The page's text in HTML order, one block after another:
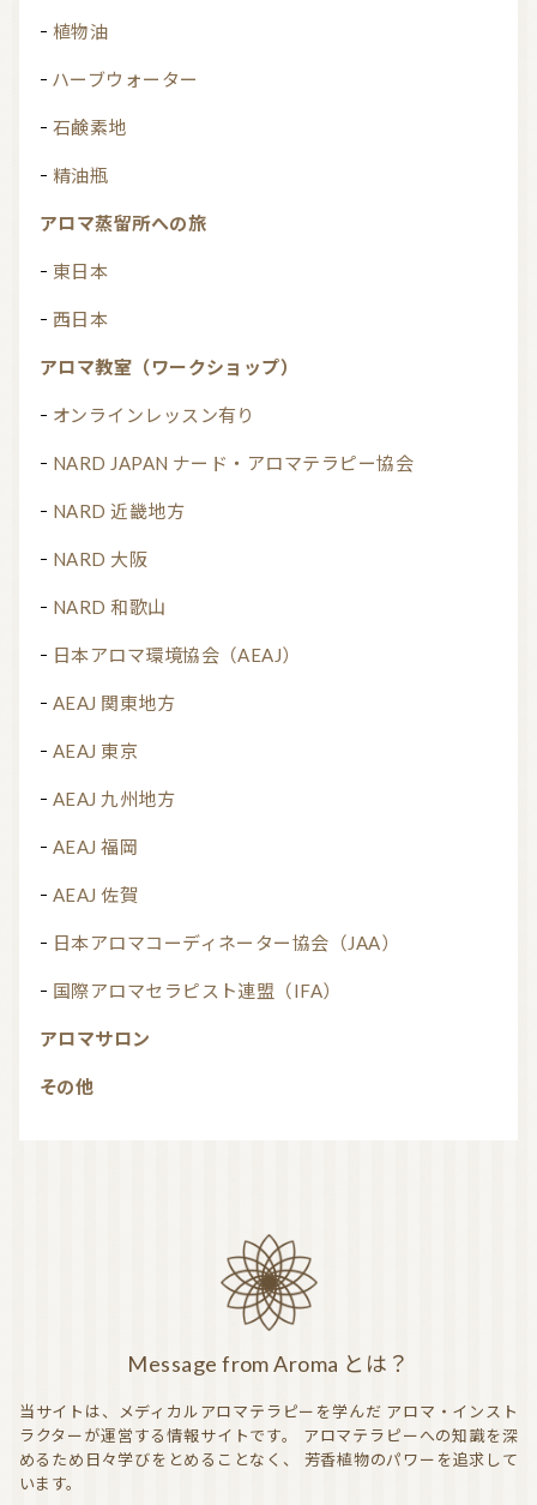
植物油
ハーブウォーター
石鹸素地
精油瓶
アロマ蒸留所への旅
東日本
西日本
アロマ教室（ワークショップ）
オンラインレッスン有り
NARD JAPAN ナード・アロマテラピー協会
NARD 近畿地方
NARD 大阪
NARD 和歌山
日本アロマ環境協会（AEAJ）
AEAJ 関東地方
AEAJ 東京
AEAJ 九州地方
AEAJ 福岡
AEAJ 佐賀
日本アロマコーディネーター協会（JAA）
国際アロマセラピスト連盟（IFA）
アロマサロン
その他
Message from Aroma とは？
当サイトは、メディカルアロマテラピーを学んだ アロマ・インスト
ラクターが運営する情報サイトです。
アロマテラピーへの知識を深
めるため日々学びをとめることなく、
芳香植物のパワーを追求して
います。